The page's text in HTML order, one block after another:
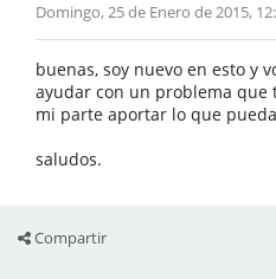
Domingo, 25 de Enero de 2015,
buenas, soy nuevo en esto y
ayudar con un problema que
mi parte aportar lo que
saludos.
Compartir